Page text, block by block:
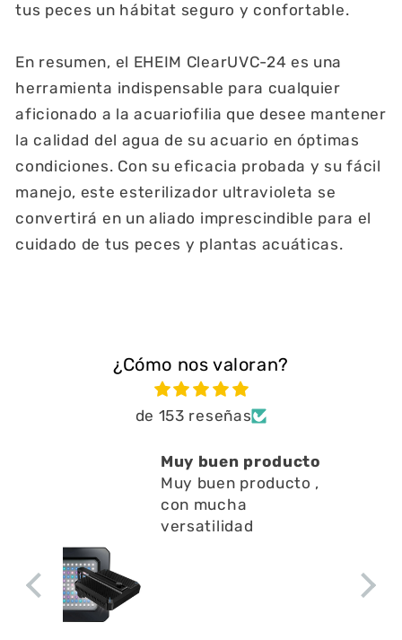
tus peces un hábitat seguro y confortable.
En resumen, el EHEIM ClearUVC-24 es una
herramienta indispensable para cualquier
aficionado a la acuariofilia que desee mantener
la calidad del agua de su acuario en óptimas
condiciones. Con su eficacia probada y su fácil
manejo, este esterilizador ultravioleta se
convertirá en un aliado imprescindible para el
cuidado de tus peces y plantas acuáticas.
¿Cómo nos valoran?
de 153 reseñas
Muy buen producto
Muy buen producto ,
con mucha
versatilidad